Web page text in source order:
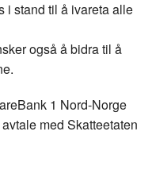
i stand til å ivareta alle
også å bidra til å
1 Nord-Norge
med Skatteetaten